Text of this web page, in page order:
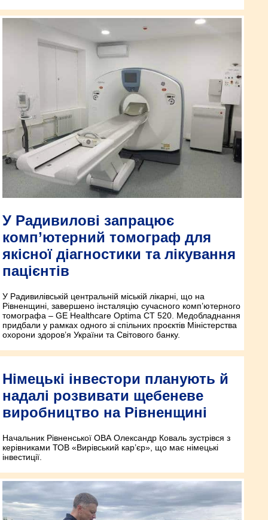
У Радивилові запрацює
комп’ютерний томограф для
якісної діагностики та лікування
пацієнтів
У Радивилівській центральній міській лікарні, що на
Рівненщині, завершено інсталяцію сучасного комп’ютерного
томографа – GE Healthcare Optima CT 520. Медобладнання
придбали у рамках одного зі спільних проєктів Міністерства
охорони здоров’я України та Світового банку.
Німецькі інвестори планують й
надалі розвивати щебеневе
виробництво на Рівненщині
Начальник Рівненської ОВА Олександр Коваль зустрівся з
керівниками ТОВ «Вирівський кар’єр», що має німецькі
інвестиції.